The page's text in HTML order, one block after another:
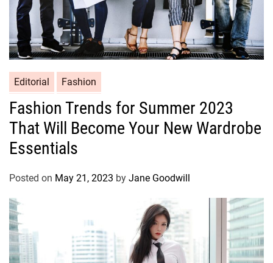
Editorial Fashion
Fashion Trends for Summer 2023
That Will Become Your New Wardrobe
Essentials
Posted on May 21, 2023 by Jane Goodwill